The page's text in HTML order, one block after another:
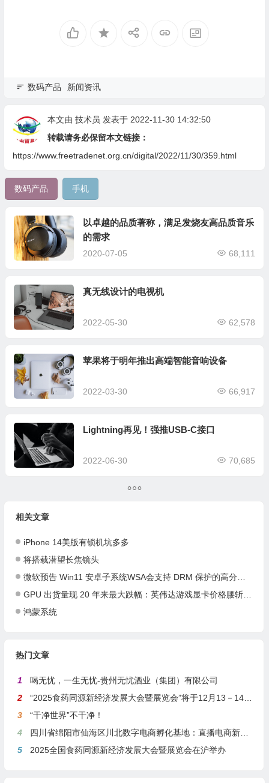
数码产品 新闻资讯
本文由 技术员 发表于 2022-11-30 14:32:50
转载请务必保留本文链接：
https://www.freetradenet.org.cn/digital/2022/11/30/359.html
数码产品 手机
以卓越的品质著称，满足发烧友高品质音乐
的需求
2020-07-05 68,111
真无线设计的电视机
2022-05-30 62,578
苹果将于明年推出高端智能音响设备
2022-03-30 66,917
Lightning再见！强推USB-C接口
2022-06-30 70,685
相关文章
iPhone 14美版有锁机坑多多
将搭载潜望长焦镜头
微软预告 Win11 安卓子系统WSA会支持 DRM 保护的高分辨率视频流
GPU 出货量现 20 年来最大跌幅：英伟达游戏显卡价格腰斩，AMD 仍在观望
鸿蒙系统
热门文章
1
喝无忧，一生无忧-贵州无忧酒业（集团）有限公司
2
“2025食药同源新经济发展大会暨展览会”将于12月13－14日在沪举行
3
“干净世界”不干净！
4
四川省绵阳市仙海区川北数字电商孵化基地：直播电商新引擎，预计年产值达5亿
5
2025全国食药同源新经济发展大会暨展览会在沪举办